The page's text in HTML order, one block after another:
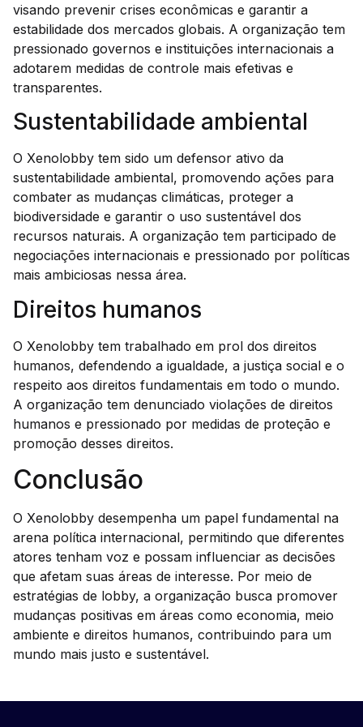
visando prevenir crises econômicas e garantir a
estabilidade dos mercados globais. A organização tem
pressionado governos e instituições internacionais a
adotarem medidas de controle mais efetivas e
transparentes.
Sustentabilidade ambiental
O Xenolobby tem sido um defensor ativo da
sustentabilidade ambiental, promovendo ações para
combater as mudanças climáticas, proteger a
biodiversidade e garantir o uso sustentável dos
recursos naturais. A organização tem participado de
negociações internacionais e pressionado por políticas
mais ambiciosas nessa área.
Direitos humanos
O Xenolobby tem trabalhado em prol dos direitos
humanos, defendendo a igualdade, a justiça social e o
respeito aos direitos fundamentais em todo o mundo.
A organização tem denunciado violações de direitos
humanos e pressionado por medidas de proteção e
promoção desses direitos.
Conclusão
O Xenolobby desempenha um papel fundamental na
arena política internacional, permitindo que diferentes
atores tenham voz e possam influenciar as decisões
que afetam suas áreas de interesse. Por meio de
estratégias de lobby, a organização busca promover
mudanças positivas em áreas como economia, meio
ambiente e direitos humanos, contribuindo para um
mundo mais justo e sustentável.